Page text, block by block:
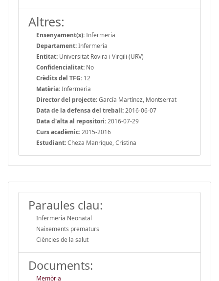
Altres:
Ensenyament(s):Infermeria
Departament:Infermeria
Entitat: Universitat Rovira i Virgili (URV)
Confidencialitat: No
Crèdits del TFG: 12
Matèria:Infermeria
Director del projecte:García Martínez, Montserrat
Data de la defensa del treball:2016-06-07
Data d'alta al repositori:2016-07-29
Curs acadèmic:2015-2016
Estudiant:Cheza Manrique, Cristina
Paraules clau:
Infermeria Neonatal
Naixements prematurs
Ciències de la salut
Documents:
Memòria